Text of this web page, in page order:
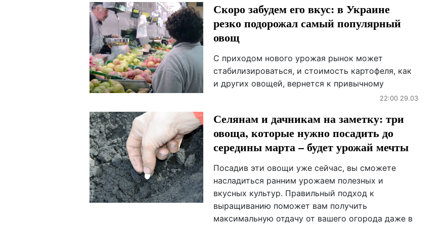
Скоро забудем его вкус: в Украине
резко подорожал самый популярный
овощ
С приходом нового урожая рынок может
стабилизироваться, и стоимость картофеля, как
и других овощей, вернется к привычному
22:00 29.03
Селянам и дачникам на заметку: три
овоща, которые нужно посадить до
середины марта – будет урожай мечты
Посадив эти овощи уже сейчас, вы сможете
насладиться ранним урожаем полезных и
вкусных культур. Правильный подход к
выращиванию поможет вам получить
максимальную отдачу от вашего огорода даже в